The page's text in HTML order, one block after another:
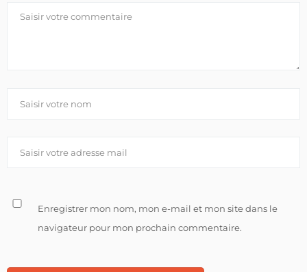
Enregistrer mon nom, mon e-mail et mon site dans le
navigateur pour mon prochain commentaire.